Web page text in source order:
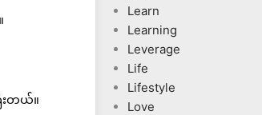
းတယ်။
Learn
Learning
Leverage
Life
Lifestyle
Love